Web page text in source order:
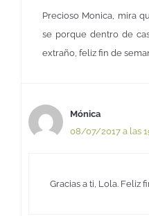
Precioso Monica, mira
se porque dentro de
extraño, feliz fin de
Mónica
08/07/2017 a las
Gracias a ti, Lola. Feliz